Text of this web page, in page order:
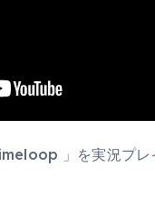
」を実況プレ